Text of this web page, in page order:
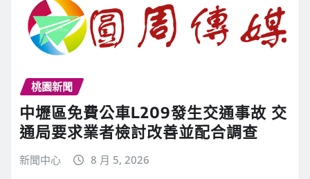
桃園新聞
中壢區免費公車L209發生交通事故 交
通局要求業者檢討改善並配合調查
新聞中心 8 月 5, 2026